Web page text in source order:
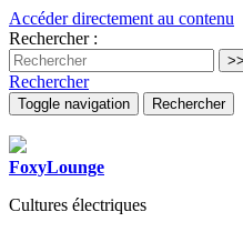
Accéder directement au contenu
Rechercher :
Rechercher
Toggle navigation Rechercher
FoxyLounge
Cultures électriques